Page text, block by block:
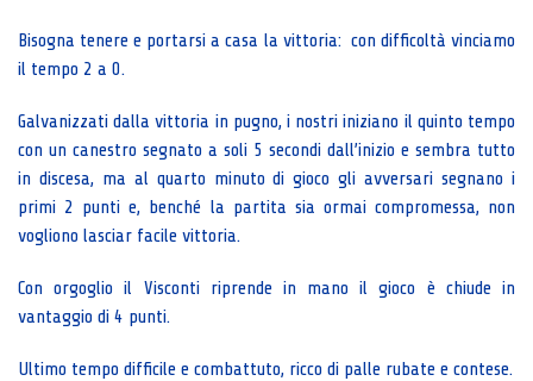
Bisogna tenere e portarsi a casa la vittoria: con difficoltà vinciamo
il tempo 2 a 0.
Galvanizzati dalla vittoria in pugno, i nostri iniziano il quinto tempo
con un canestro segnato a soli 5 secondi dall’inizio e sembra tutto
in discesa, ma al quarto minuto di gioco gli avversari segnano i
primi 2 punti e, benché la partita sia ormai compromessa, non
vogliono lasciar facile vittoria.
Con orgoglio il Visconti riprende in mano il gioco è chiude in
vantaggio di 4 punti.
Ultimo tempo difficile e combattuto, ricco di palle rubate e contese.